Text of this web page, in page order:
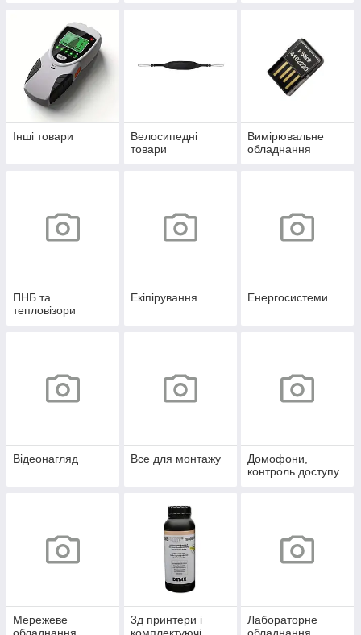
Інші товари
Велосипедні
товари
Вимірювальне
обладнання
ПНБ та
тепловізори
Екіпірування Енергосистеми
Відеонагляд Все для монтажу
Домофони,
контроль доступу
Мережеве
3д принтери і
Лабораторне